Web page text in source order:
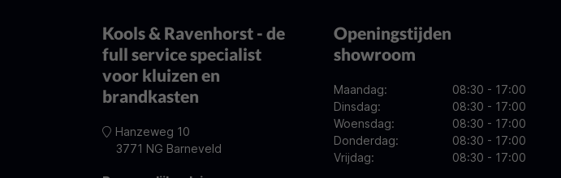
Kools & Ravenhorst - de
full service specialist
voor kluizen en
brandkasten
Hanzeweg 10
3771 NG Barneveld
Openingstijden
showroom
Maandag:
08:30 - 17:00
Dinsdag:
08:30 - 17:00
Woensdag:
08:30 - 17:00
Donderdag:
08:30 - 17:00
Vrijdag:
08:30 - 17:00